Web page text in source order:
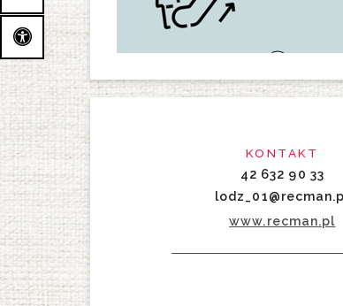
KONTAKT
42 632 90 33
www.recman.pl